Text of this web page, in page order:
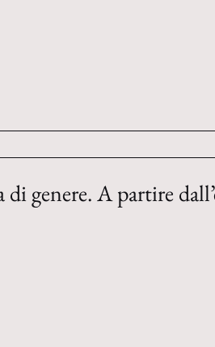
genere. A partire